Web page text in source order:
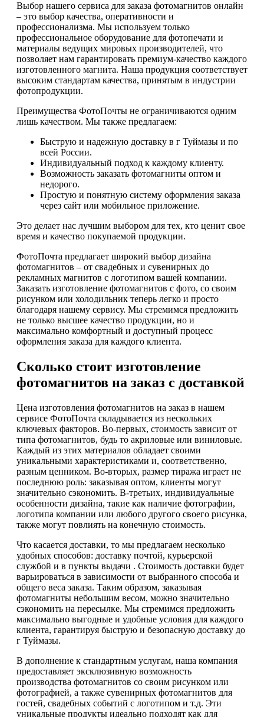
Выбор нашего сервиса для заказа фотомагнитов онлайн
– это выбор качества, оперативности и
профессионализма. Мы используем только
профессиональное оборудование для фотопечати и
материалы ведущих мировых производителей, что
позволяет нам гарантировать премиум-качество каждого
изготовленного магнита. Наша продукция соответствует
высоким стандартам качества, принятым в индустрии
фотопродукции.
Преимущества ФотоПочты не ограничиваются одним
лишь качеством. Мы также предлагаем:
Быструю и надежную доставку в г Туймазы и по
всей России.
Индивидуальный подход к каждому клиенту.
Возможность заказать фотомагниты оптом и
недорого.
Простую и понятную систему оформления заказа
через сайт или мобильное приложение.
Это делает нас лучшим выбором для тех, кто ценит свое
время и качество покупаемой продукции.
ФотоПочта предлагает широкий выбор дизайна
фотомагнитов – от свадебных и сувенирных до
рекламных магнитов с логотипом вашей компании.
Заказать изготовление фотомагнитов с фото, со своим
рисунком или холодильник теперь легко и просто
благодаря нашему сервису. Мы стремимся предложить
не только высшее качество продукции, но и
максимально комфортный и доступный процесс
оформления заказа для каждого клиента.
Сколько стоит изготовление
фотомагнитов на заказ с доставкой
Цена изготовления фотомагнитов на заказ в нашем
сервисе ФотоПочта складывается из нескольких
ключевых факторов. Во-первых, стоимость зависит от
типа фотомагнитов, будь то акриловые или виниловые.
Каждый из этих материалов обладает своими
уникальными характеристиками и, соответственно,
разным ценником. Во-вторых, размер тиража играет не
последнюю роль: заказывая оптом, клиенты могут
значительно сэкономить. В-третьих, индивидуальные
особенности дизайна, такие как наличие фотографии,
логотипа компании или любого другого своего рисунка,
также могут повлиять на конечную стоимость.
Что касается доставки, то мы предлагаем несколько
удобных способов: доставку почтой, курьерской
службой и в пункты выдачи . Стоимость доставки будет
варьироваться в зависимости от выбранного способа и
общего веса заказа. Таким образом, заказывая
фотомагниты небольшим весом, можно значительно
сэкономить на пересылке. Мы стремимся предложить
максимально выгодные и удобные условия для каждого
клиента, гарантируя быструю и безопасную доставку до
г Туймазы.
В дополнение к стандартным услугам, наша компания
предоставляет эксклюзивную возможность
производства фотомагнитов со своим рисунком или
фотографией, а также сувенирных фотомагнитов для
гостей, свадебных событий с логотипом и т.д. Эти
уникальные продукты идеально подходят как для